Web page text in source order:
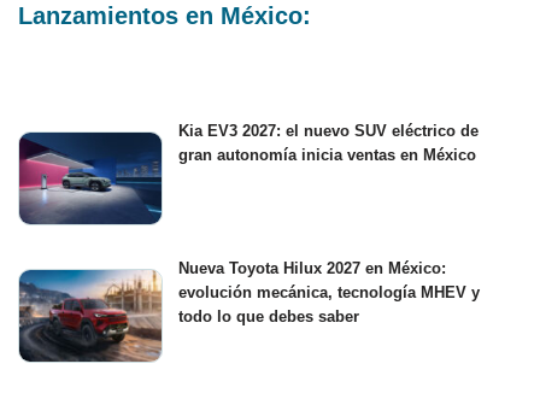
Lanzamientos en México:
Kia EV3 2027: el nuevo SUV eléctrico de
gran autonomía inicia ventas en México
Nueva Toyota Hilux 2027 en México:
evolución mecánica, tecnología MHEV y
todo lo que debes saber